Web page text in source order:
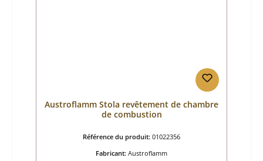
Austroflamm Stola revêtement de chambre
de combustion
Référence du produit: 01022356
Fabricant: Austroflamm